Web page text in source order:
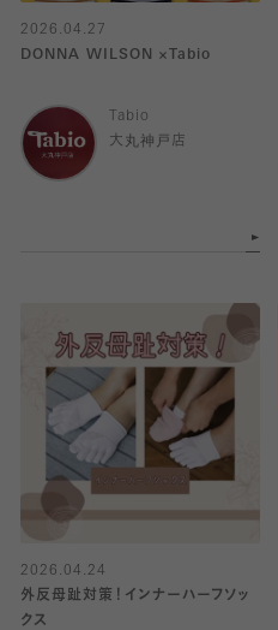
2026.04.27
DONNA WILSON ×Tabio
Tabio
大丸神戸店
2026.04.24
外反母趾対策！インナーハーフソッ
クス